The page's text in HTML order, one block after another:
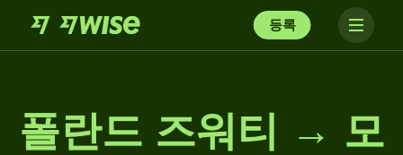
등록
폴란드 즈워티 → 모